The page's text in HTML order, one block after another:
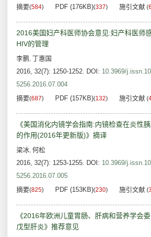
摘要(584) PDF (176KB)(337) 施引文献 (6
2016美国妇产科医师协会意见:妇产科医师
HIV的管理
李鹏, 丁惠国
2016, 32(7): 1250-1252. DOI: 10.3969/
5256.2016.07.004
摘要(687) PDF (157KB)(132) 施引文献 (
《美国消化内镜学会指南:内镜检查在炎性
的作用(2016年更新版)》摘译
梁冰, 何松
2016, 32(7): 1253-1255. DOI: 10.3969/
5256.2016.07.005
摘要(825) PDF (153KB)(230) 施引文献 (3
《2016年欧洲儿童胃肠、肝病和营养学会
戊型肝炎》推荐意见